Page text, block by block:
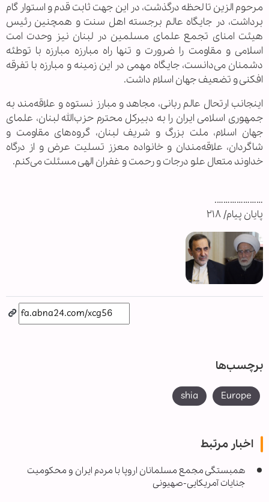
مرحوم الزین تا لحظه درگذشت، در این جهت ثابت ‌قدم و استوار گام
برداشت، در جایگاه عالم برجسته اهل ‌سنت و همچنین رئیس
هیئت امنای تجمع علمای مسلمین در لبنان نیز وحدت امت
اسلامی و مقاومت را ضرورت و تنها راه مبارزه مبارزه با توطئه
دشمنان می‌دانست، جایگاه مهمی در این زمینه و مبارزه با تفرقه
افکنی و تضعیف جهان اسلام داشت.
اینجانب ارتحال عالم ربانی، مجاهد و مبارز نستوه و علاقه‌مند به
جمهوری اسلامی ایران را به دبیرکل محترم حزب‌الله لبنان، علمای
جهان اسلام، ملت بزرگ و شریف لبنان، گروه‌های مقاومت و
شاگردان، علاقه‌مندان و خانواده معزز تسلیت عرض و از درگاه
خداوند متعال علو درجات و رحمت و غفران الهی مسئلت می‌کنم.
………………….
پایان پیام/ ۲۱۸
برچسب‌ها
Europe
shia
اخبار مرتبط
همبستگی مجمع مسلمانان اروپا با مردم ایران و محکومیت
جنایات آمریکایی-صهیونی